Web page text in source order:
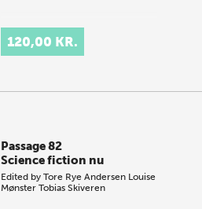
120,00 KR.
Passage 82
Science fiction nu
Edited byTore Rye Andersen Louise
Mønster Tobias Skiveren